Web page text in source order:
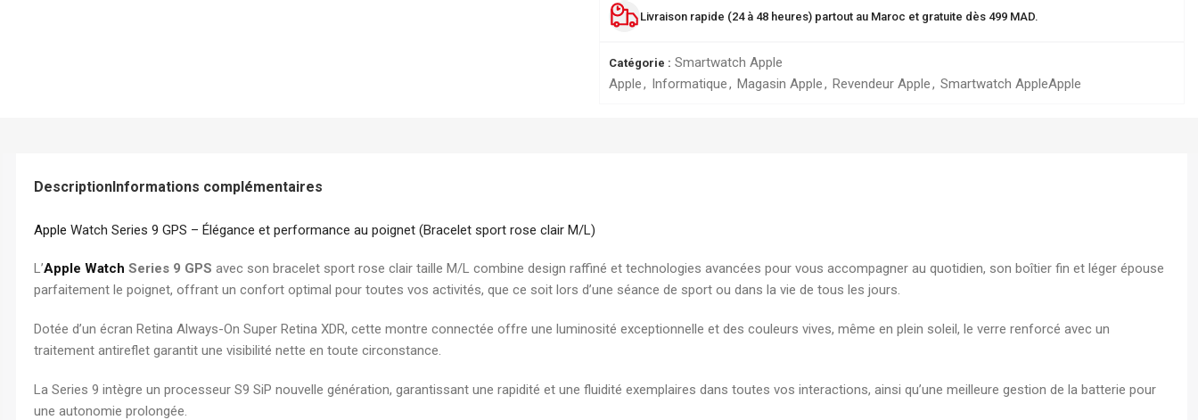
Ramette Chemise
Chemise à Rabat 32*24 EN CARTE
Livraison rapide (24 à 48 heures) partout au Maroc et gratuite dès 499 MAD.
Catégorie : Smartwatch Apple
Apple, Informatique, Magasin Apple, Revendeur Apple, Smartwatch AppleApple
DescriptionInformations complémentaires
Apple Watch Series 9 GPS – Élégance et performance au poignet (Bracelet sport rose clair M/L)
L’Apple Watch Series 9 GPS avec son bracelet sport rose clair taille M/L combine design raffiné et technologies avancées pour vous accompagner au quotidien, son boîtier fin et léger épouse
parfaitement le poignet, offrant un confort optimal pour toutes vos activités, que ce soit lors d’une séance de sport ou dans la vie de tous les jours.
Dotée d’un écran Retina Always-On Super Retina XDR, cette montre connectée offre une luminosité exceptionnelle et des couleurs vives, même en plein soleil, le verre renforcé avec un
traitement antireflet garantit une visibilité nette en toute circonstance.
La Series 9 intègre un processeur S9 SiP nouvelle génération, garantissant une rapidité et une fluidité exemplaires dans toutes vos interactions, ainsi qu’une meilleure gestion de la batterie pour
une autonomie prolongée.